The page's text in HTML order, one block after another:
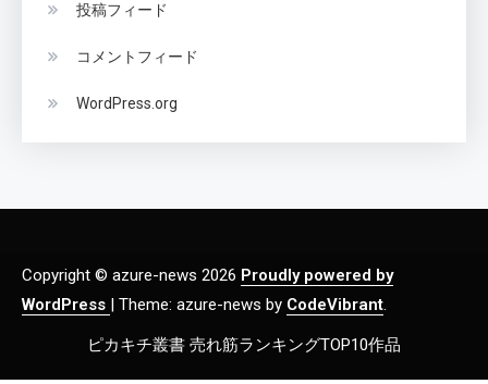
投稿フィード
コメントフィード
WordPress.org
Copyright © azure-news 2026 Proudly powered by
WordPress | Theme: azure-news by CodeVibrant.
ピカキチ叢書 売れ筋ランキングTOP10作品